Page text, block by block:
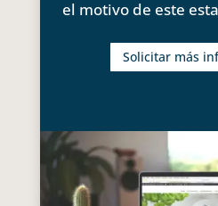
el motivo de este
Solicitar más